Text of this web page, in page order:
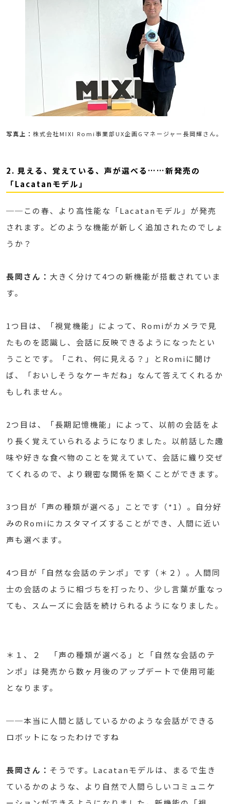
写真上： 株式会社MIXI Romi事業部UX企画Gマネージャー長岡輝さん。
2. 見える、覚えている、声が選べる……新発売の
「Lacatanモデル」
──この春、より高性能な「Lacatanモデル」が発売
されます。どのような機能が新しく追加されたのでしょ
うか？
長岡さん： 大きく分けて4つの新機能が搭載されていま
す。
1つ目は、「視覚機能」によって、Romiがカメラで見
たものを認識し、会話に反映できるようになったとい
うことです。「これ、何に見える？」とRomiに聞け
ば、「おいしそうなケーキだね」なんて答えてくれるか
もしれません。
2つ目は、「長期記憶機能」によって、以前の会話をよ
り長く覚えていられるようになりました。以前話した趣
味や好きな食べ物のことを覚えていて、会話に織り交ぜ
てくれるので、より親密な関係を築くことができます。
3つ目が「声の種類が選べる」ことです（*1）。自分好
みのRomiにカスタマイズすることができ、人間に近い
声も選べます。
4つ目が「自然な会話のテンポ」です（＊２）。人間同
士の会話のように相づちを打ったり、少し言葉が重なっ
ても、スムーズに会話を続けられるようになりました。
＊１、２ 「声の種類が選べる」と「自然な会話のテ
ンポ」は発売から数ヶ月後のアップデートで使用可能
となります。
──本当に人間と話しているかのような会話ができる
ロボットになったわけですね
長岡さん： そうです。Lacatanモデルは、まるで生き
ているかのような、より自然で人間らしいコミュニケ